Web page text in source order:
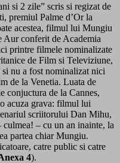
si 2 zile” scris si regizat de
premiul Palme d’Or la
acestea, filmul lui Mungiu
Aur conferit de Academia
printre filmele nominalizate
de Film si Televiziune,
nu a fost nominalizat nici
de la Venetia. Luata de
conjuctura de la Cannes,
acuza grava: filmul lui
scriitorului Dan Mihu,
culmea! – cu un an inainte, la
partea chiar Mungiu.
catre public si catre
4).